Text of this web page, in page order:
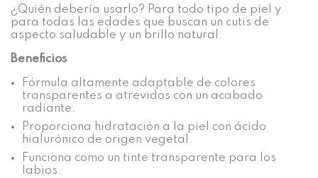
¿Quién debería usarlo? Para todo tipo de piel y
para todas las edades que buscan un cutis de
aspecto saludable y un brillo natural.
Beneficios
Fórmula altamente adaptable de colores
transparentes a atrevidos con un acabado
radiante.
Proporciona hidratación a la piel con ácido
hialurónico de origen vegetal.
Funciona como un tinte transparente para los
labios.